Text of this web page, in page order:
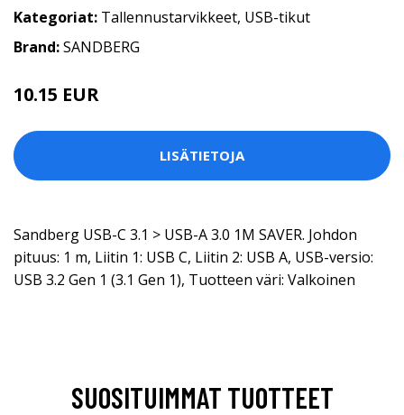
Kategoriat: Tallennustarvikkeet, USB-tikut
Brand:SANDBERG
10.15 EUR
LISÄTIETOJA
Sandberg USB-C 3.1 > USB-A 3.0 1M SAVER. Johdon
pituus: 1 m, Liitin 1: USB C, Liitin 2: USB A, USB-versio:
USB 3.2 Gen 1 (3.1 Gen 1), Tuotteen väri: Valkoinen
SUOSITUIMMAT TUOTTEET